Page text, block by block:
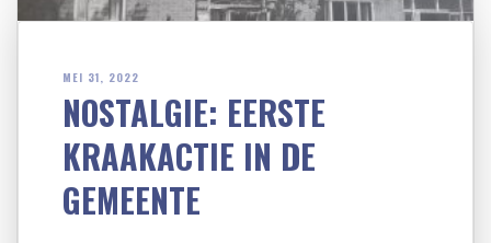
MEI 31, 2022
NOSTALGIE: EERSTE
KRAAKACTIE IN DE
GEMEENTE